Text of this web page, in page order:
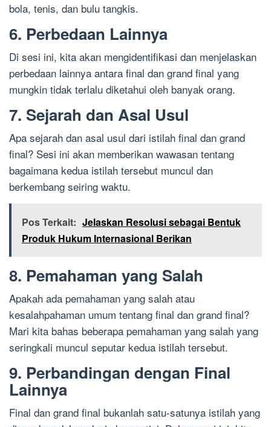
bola, tenis, dan bulu tangkis.
6. Perbedaan Lainnya
Di sesi ini, kita akan mengidentifikasi dan menjelaskan
perbedaan lainnya antara final dan grand final yang
mungkin tidak terlalu diketahui oleh banyak orang.
7. Sejarah dan Asal Usul
Apa sejarah dan asal usul dari istilah final dan grand
final? Sesi ini akan memberikan wawasan tentang
bagaimana kedua istilah tersebut muncul dan
berkembang seiring waktu.
Pos Terkait: Jelaskan Resolusi sebagai Bentuk
Produk Hukum Internasional Berikan
8. Pemahaman yang Salah
Apakah ada pemahaman yang salah atau
kesalahpahaman umum tentang final dan grand final?
Mari kita bahas beberapa pemahaman yang salah yang
seringkali muncul seputar kedua istilah tersebut.
9. Perbandingan dengan Final
Lainnya
Final dan grand final bukanlah satu-satunya istilah yang